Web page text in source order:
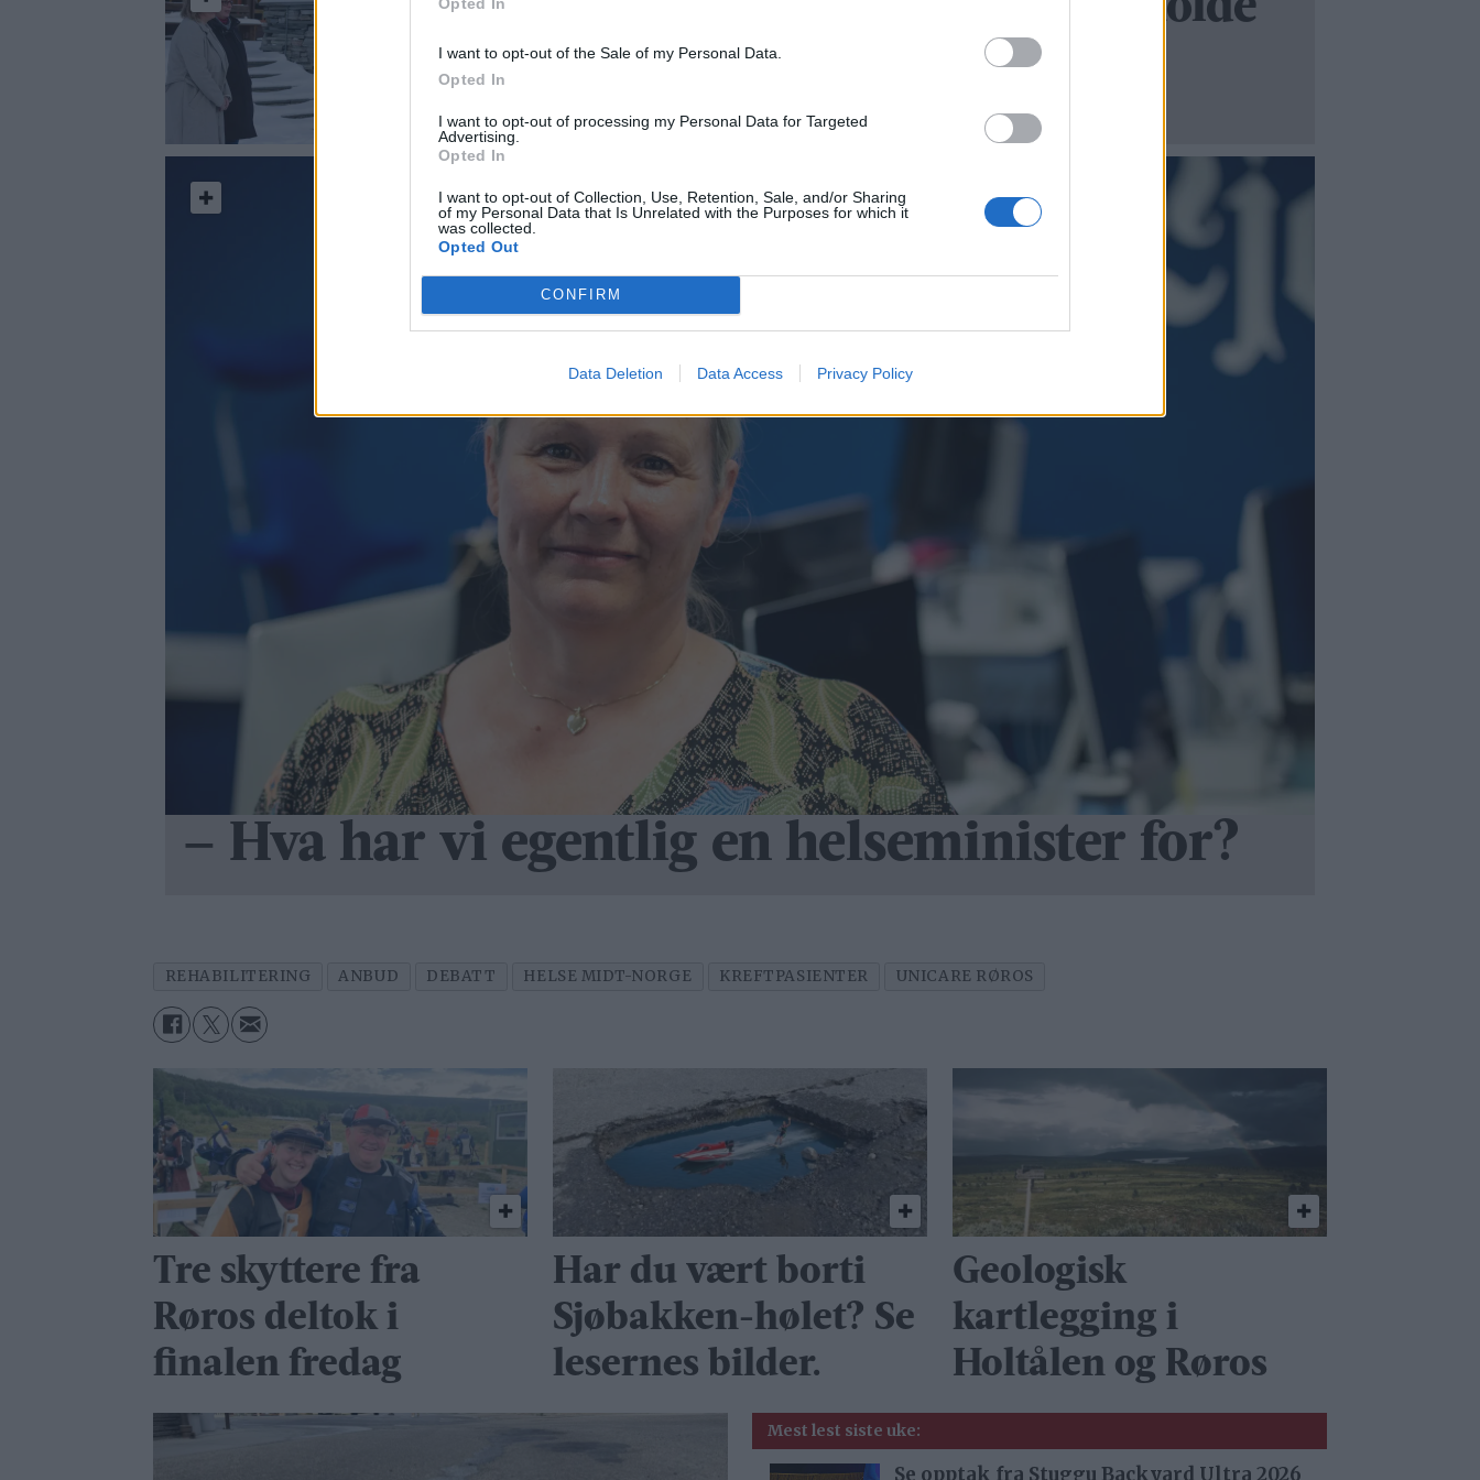
I want to opt-out of the Sale of my Personal Data.
Opted In
I want to opt-out of processing my Personal Data for Targeted
Advertising.
Opted In
I want to opt-out of Collection, Use, Retention, Sale, and/or Sharing
of my Personal Data that Is Unrelated with the Purposes for which it
was collected.
Opted Out
CONFIRM
Data Deletion Data Access Privacy Policy
tilbudet
– Hva har vi egentlig en helseminister for?
REHABILITERING ANBUD DEBATT HELSE MIDT-NORGE KREFTPASIENTER UNICARE RØROS
Tre skyttere fra
Røros deltok i
finalen fredag
Har du vært borti
Sjøbakken-hølet? Se
lesernes bilder.
Geologisk
kartlegging i
Holtålen og Røros
Mest lest siste uke:
Se opptak fra Stuggu Backyard Ultra 2026